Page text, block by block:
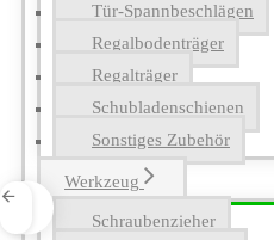
Tür-Spannbeschlägen
Regalbodenträger
Regalträger
Schubladenschienen
Sonstiges Zubehör
Werkzeug
Schraubenzieher